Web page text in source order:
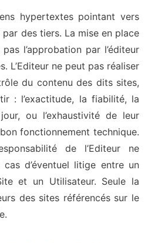
hypertextes pointant vers
des tiers. La mise en place
l’approbation par l’éditeur
L’Editeur ne peut pas réaliser
du contenu des dits sites,
: l’exactitude, la fiabilité, la
ou l’exhaustivité de leur
fonctionnement technique.
de l’Editeur ne
d’éventuel litige entre un
et un Utilisateur. Seule la
des sites référencés sur le